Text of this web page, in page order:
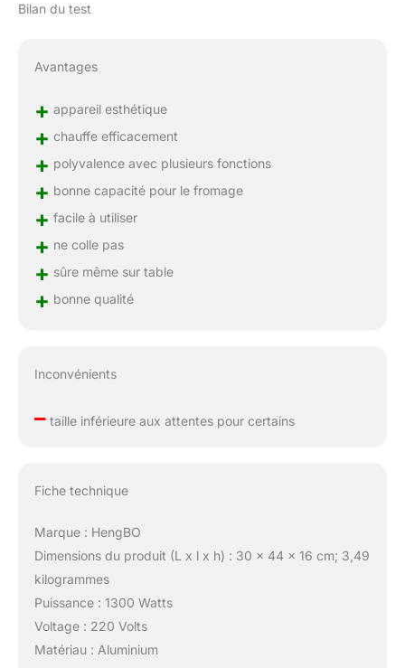
Bilan du test
Avantages
+ appareil esthétique
+ chauffe efficacement
+ polyvalence avec plusieurs fonctions
+ bonne capacité pour le fromage
+ facile à utiliser
+ ne colle pas
+ sûre même sur table
+ bonne qualité
Inconvénients
–taille inférieure aux attentes pour certains
Fiche technique
Marque : HengBO
Dimensions du produit (L x l x h) : 30 x 44 x 16 cm; 3,49
kilogrammes
Puissance : 1300 Watts
Voltage : 220 Volts
Matériau : Aluminium